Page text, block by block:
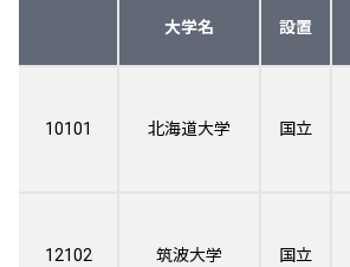
大学名 設置
10101 北海道大学 国立
12102 筑波大学 国立